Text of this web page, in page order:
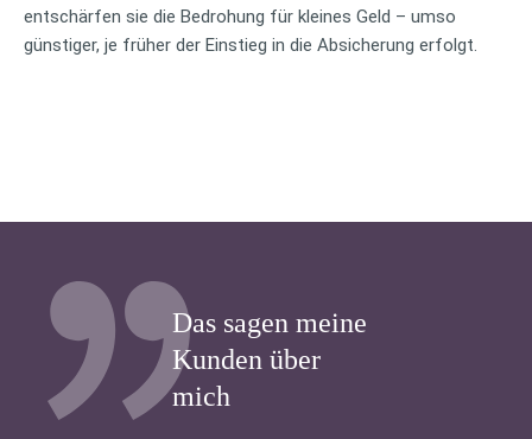
entschärfen sie die Bedrohung für kleines Geld – umso
günstiger, je früher der Einstieg in die Absicherung erfolgt.
Das sagen meine
Kunden über
mich